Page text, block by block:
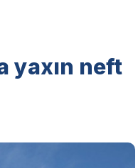
yaxın neft